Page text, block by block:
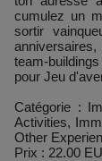
cumulez un
sortir
team-
pour Jeu
Catégorie :
Activities,
Other
Prix : 22.00